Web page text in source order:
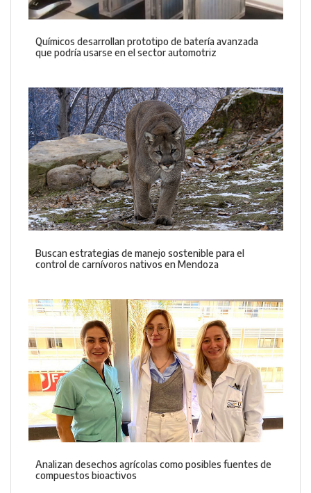
Químicos desarrollan prototipo de batería avanzada
que podría usarse en el sector automotriz
Buscan estrategias de manejo sostenible para el
control de carnívoros nativos en Mendoza
Analizan desechos agrícolas como posibles fuentes de
compuestos bioactivos